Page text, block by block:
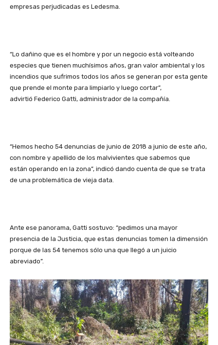
empresas perjudicadas es Ledesma.
“Lo dañino que es el hombre y por un negocio está volteando
especies que tienen muchísimos años, gran valor ambiental y los
incendios que sufrimos todos los años se generan por esta gente
que prende el monte para limpiarlo y luego cortar”,
advirtió Federico Gatti, administrador de la compañía.
“Hemos hecho 54 denuncias de junio de 2018 a junio de este año,
con nombre y apellido de los malvivientes que sabemos que
están operando en la zona”, indicó dando cuenta de que se trata
de una problemática de vieja data.
Ante ese panorama, Gatti sostuvo: “pedimos una mayor
presencia de la Justicia, que estas denuncias tomen la dimensión
porque de las 54 tenemos sólo una que llegó a un juicio
abreviado”.